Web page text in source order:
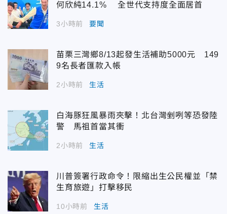
何欣純14.1% 全世代支持度全面居首
3小時前 要聞
苗栗三灣鄉8/13起發生活補助5000元 149
9名長者匯款入帳
2小時前 生活
白海豚狂風暴雨夾擊！北台灣剉咧等恐發陸
警 馬祖首當其衝
2小時前 生活
川普簽署行政命令！限縮出生公民權並「禁
生育旅遊」打擊移民
10小時前 生活